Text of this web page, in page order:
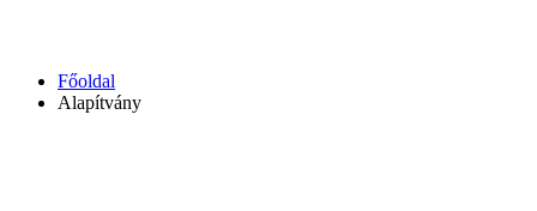
Főoldal
Alapítvány